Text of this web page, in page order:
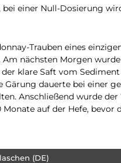
bei einer Null-Dosierung
Trauben eines
nächsten Morgen
der klare Saft vom
Gärung dauerte bei einer
Anschließend wurde
auf der Hefe,
(DE)